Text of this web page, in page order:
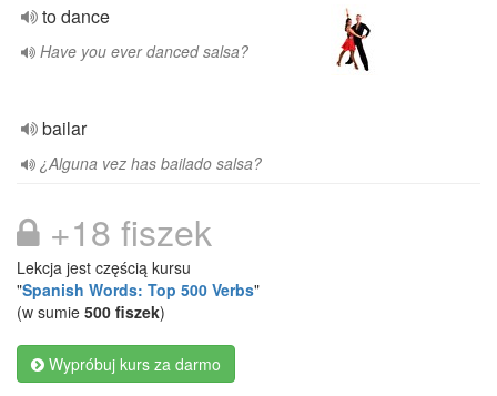
to dance
Have you ever danced salsa?
bailar
¿Alguna vez has bailado salsa?
+18 fiszek
Lekcja jest częścią kursu
"Spanish Words: Top 500 Verbs"
(w sumie 500 fiszek)
Wypróbuj kurs za darmo